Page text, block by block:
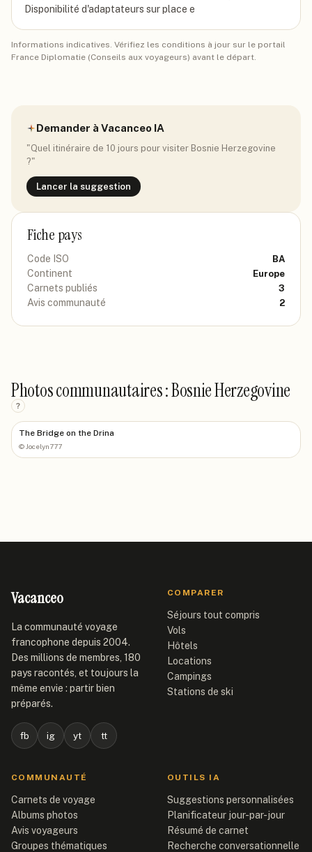
Disponibilité d'adaptateurs sur place e
Informations indicatives. Vérifiez les conditions à jour sur le portail
France Diplomatie (Conseils aux voyageurs) avant le départ.
Demander à Vacanceo IA
"Quel itinéraire de 10 jours pour visiter Bosnie Herzegovine
?"
Lancer la suggestion
Fiche pays
Code ISO BA
Continent Europe
Carnets publiés 3
Avis communauté 2
Photos communautaires : Bosnie Herzegovine
?
The Bridge on the Drina
© Jocelyn777
Vacanceo
La communauté voyage
francophone depuis 2004.
Des millions de membres, 180
pays racontés, et toujours la
même envie : partir bien
préparés.
fb ig yt tt
COMPARER
Séjours tout compris
Vols
Hôtels
Locations
Campings
Stations de ski
COMMUNAUTÉ
Carnets de voyage
Albums photos
Avis voyageurs
Groupes thématiques
OUTILS IA
Suggestions personnalisées
Planificateur jour-par-jour
Résumé de carnet
Recherche conversationnelle